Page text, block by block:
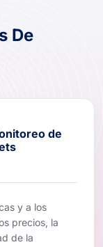
De
de
y a los
precios, la
de la